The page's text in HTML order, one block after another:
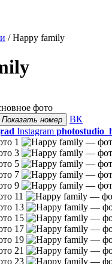
/ Happy family
Показать номер
ВК
Instagram